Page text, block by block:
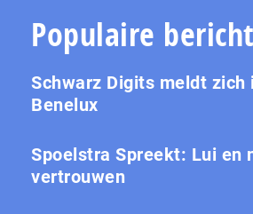
Populaire
Schwarz Digits meldt zich
Benelux
Spoelstra Spreekt: Lui en
vertrouwen